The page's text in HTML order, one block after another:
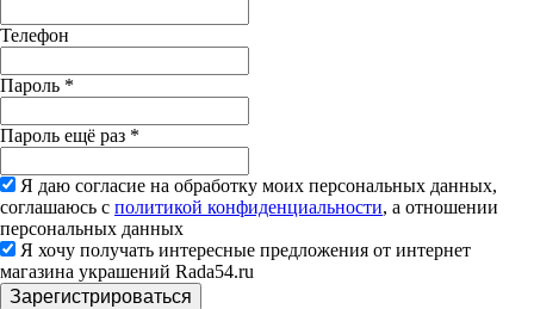
Телефон
Пароль *
Пароль ещё раз *
Я даю согласие на обработку моих персональных данных,
соглашаюсь с политикой конфиденциальности, а отношении
персональных данных
Я хочу получать интересные предложения от интернет
магазина украшений Rada54.ru